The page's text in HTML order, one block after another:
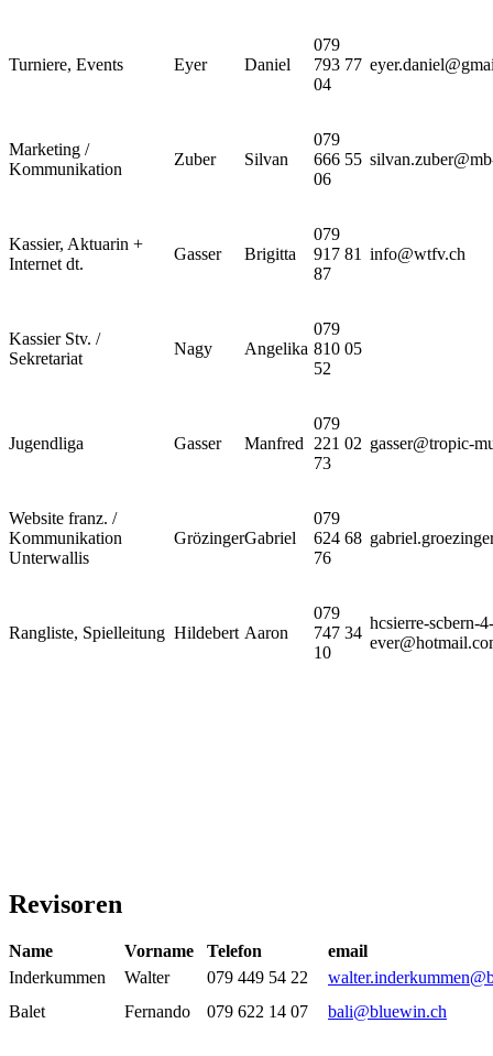
Turniere, Events Eyer Daniel
079
793 77
04
Marketing /
Kommunikation
Zuber Silvan
079
666 55
06
Kassier, Aktuarin +
Internet dt.
Gasser Brigitta
079
917 81
87
info@wtfv.ch
Kassier Stv. /
Sekretariat
Nagy Angelika
079
810 05
52
Jugendliga Gasser Manfred
079
221 02
73
gasser@tropic-
Website franz. /
Kommunikation
Unterwallis
GrözingerGabriel
079
624 68
76
Rangliste, Spielleitung Hildebert Aaron
079
747 34
10
hcsierre-scbern-4-
Revisoren
Name Vorname Telefon
email
Inderkummen
Walter 079 449 54 22
Balet
Fernando 079 622 14 07 bali@bluewin.ch